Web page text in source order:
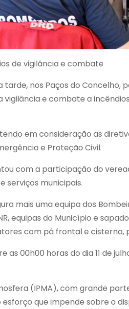
de vigilância e combate
nos Paços do Concelho,
e combate a
em consideração as
e Proteção Civil.
com a participação do
serviços municipais.
mais uma equipa dos
equipas do Município e
com pá frontal e cisterna,
00h00 horas do dia 11 de
(IPMA), com grande
esforço que impende sobre o